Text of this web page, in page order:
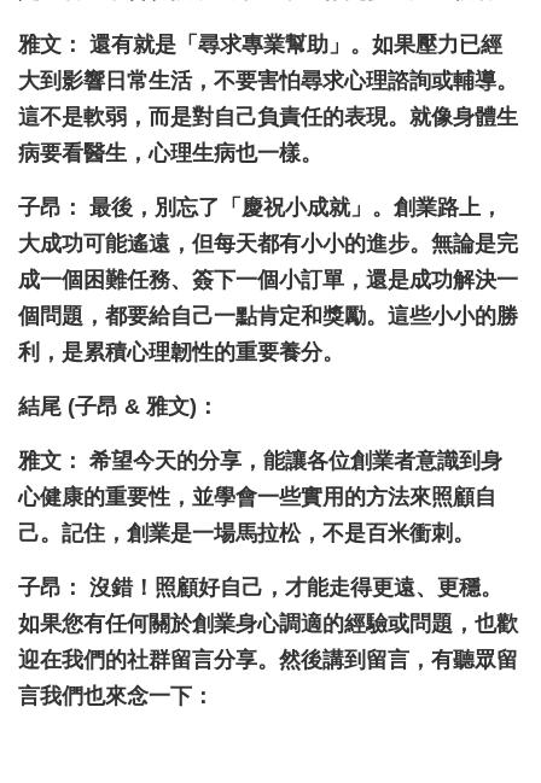
雅文： 還有就是「尋求專業幫助」。如果壓力已經
大到影響日常生活，不要害怕尋求心理諮詢或輔導。
這不是軟弱，而是對自己負責任的表現。就像身體生
病要看醫生，心理生病也一樣。
子昂： 最後，別忘了「慶祝小成就」。創業路上，
大成功可能遙遠，但每天都有小小的進步。無論是完
成一個困難任務、簽下一個小訂單，還是成功解決一
個問題，都要給自己一點肯定和獎勵。這些小小的勝
利，是累積心理韌性的重要養分。
結尾 (子昂 & 雅文)：
雅文： 希望今天的分享，能讓各位創業者意識到身
心健康的重要性，並學會一些實用的方法來照顧自
己。記住，創業是一場馬拉松，不是百米衝刺。
子昂： 沒錯！照顧好自己，才能走得更遠、更穩。
如果您有任何關於創業身心調適的經驗或問題，也歡
迎在我們的社群留言分享。然後講到留言，有聽眾留
言我們也來念一下：